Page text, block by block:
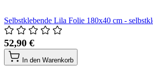
Selbstklebende Lila Folie 180x40 cm -
52,90 €
In den Warenkorb